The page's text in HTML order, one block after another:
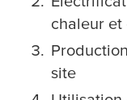
chaleur et
site